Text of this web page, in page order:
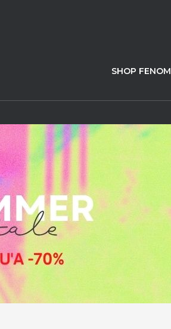
SHOP FENOM